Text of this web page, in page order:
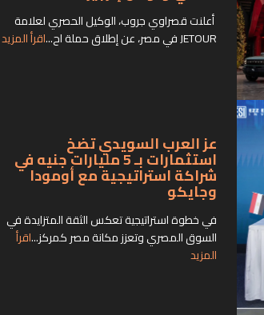
أعلنت قصراوي جروب، الوكيل الحصري لعلامة
JETOUR في مصر، عن إطلاق حملة اح...
اقرأ المزيد
عز العرب السويدي تضخ
استثمارات بـ 5 مليارات جنيه في
شراكة استراتيجية مع أومودا
وجايكو
في خطوة استراتيجية تعكس الثقة المتزايدة في
السوق المصري وتعزز مكانة مصر كمركز...اقرأ
المزيد